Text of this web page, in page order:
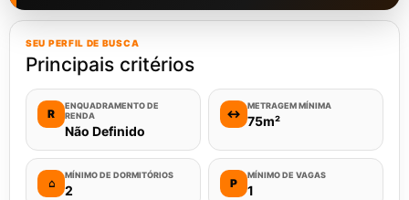
SEU PERFIL DE BUSCA
Principais critérios
R
ENQUADRAMENTO DE
RENDA
Não Definido
↔
METRAGEM MÍNIMA
75m²
⌂
MÍNIMO DE DORMITÓRIOS
2 P
MÍNIMO DE VAGAS
1